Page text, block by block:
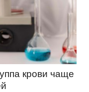
крови чаще